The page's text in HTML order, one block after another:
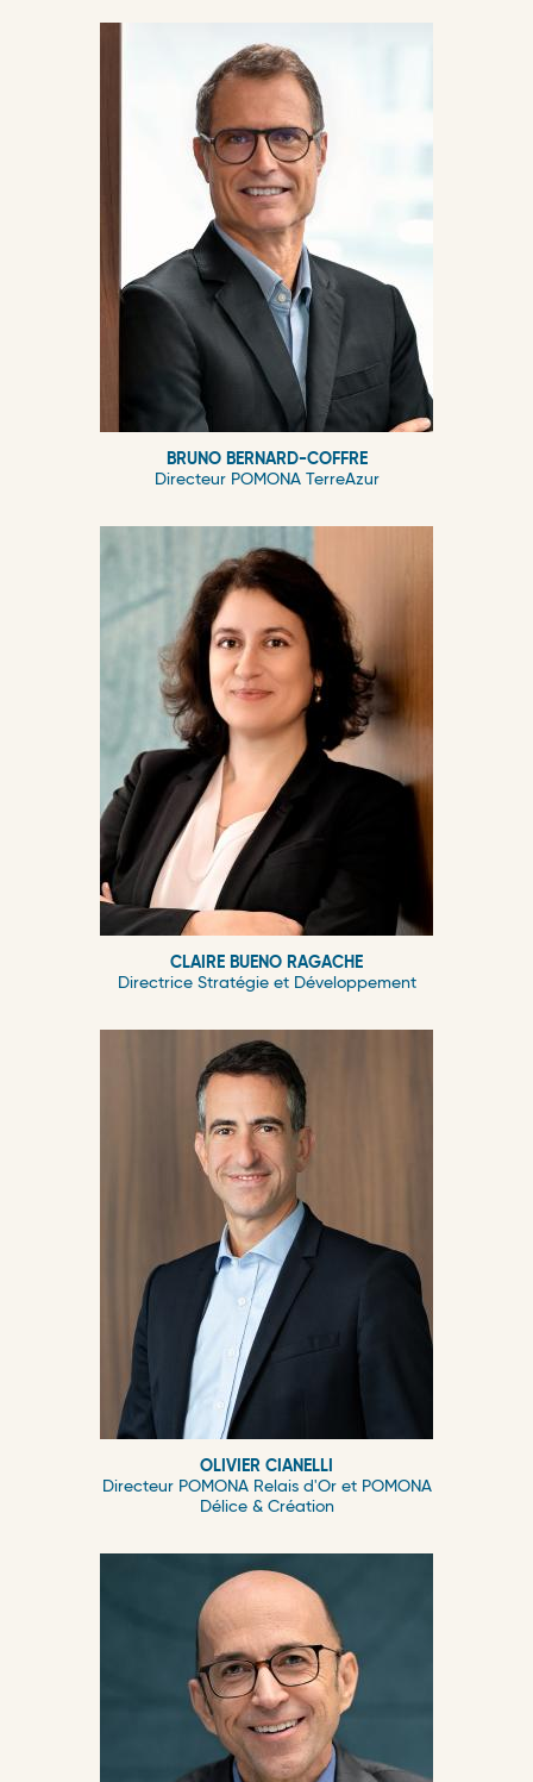
BRUNO BERNARD-COFFRE
Directeur POMONA TerreAzur
CLAIRE BUENO RAGACHE
Directrice Stratégie et Développement
OLIVIER CIANELLI
Directeur POMONA Relais d'Or et POMONA
Délice & Création